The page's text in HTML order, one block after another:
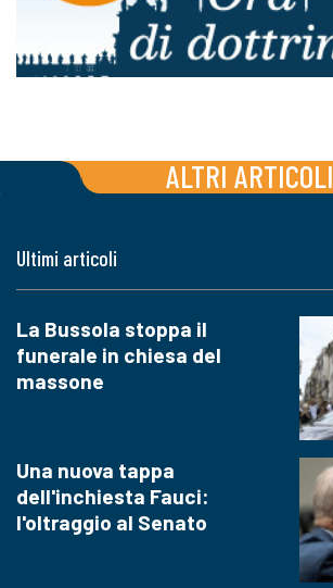
ALTRI ARTICOLI
Ultimi articoli
La Bussola stoppa il
funerale in chiesa del
massone
Una nuova tappa
dell'inchiesta Fauci:
l'oltraggio al Senato